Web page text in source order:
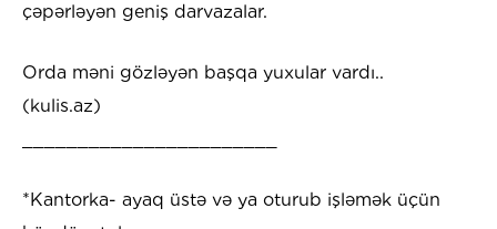
çəpərləyən geniş darvazalar.
Orda məni gözləyən başqa yuxular vardı..
(kulis.az)
*Kantorka- ayaq üstə və ya oturub işləmək üçün